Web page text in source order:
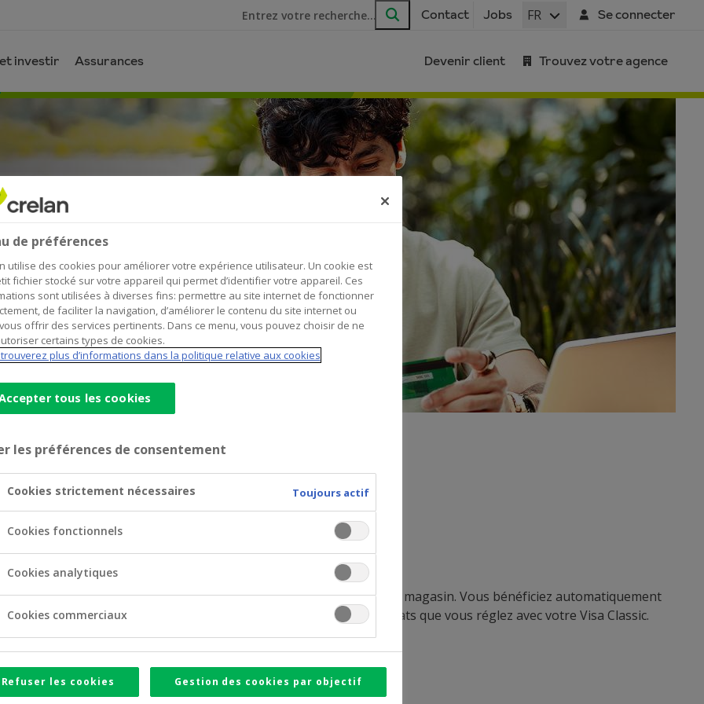
Je cherche
Rechercher
Contact Jobs FR Se connecter
investir Assurances Devenir client Trouvez votre agence
commerces,
le shopping
le shopping
moyen de paiement ideal pour tous vos achats, en ligne comme en magasin. Vous bénéficiez automatiquement
contre le vol ou la livraison non conforme de tous les achats que vous réglez avec votre Visa Classic.
de préférences
utilise des cookies pour améliorer votre expérience utilisateur. Un cookie est
fichier stocké sur votre appareil qui permet d’identifier votre appareil. Ces
sont utilisées à diverses fins: permettre au site internet de fonctionner
de faciliter la navigation, d’améliorer le contenu du site internet ou
offrir des services pertinents. Dans ce menu, vous pouvez choisir de ne
certains types de cookies.
plus d’informations dans la politique relative aux cookies
tous les cookies
les préférences de consentement
Cookies strictement nécessaires Toujours actif
Cookies fonctionnels
Cookies analytiques
Cookies commerciaux
Refuser les cookies Gestion des cookies par objectif